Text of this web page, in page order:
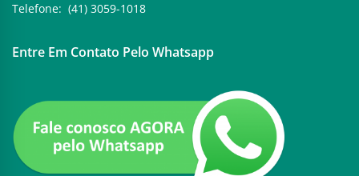
Telefone: (41) 3059-1018
Entre Em Contato Pelo Whatsapp